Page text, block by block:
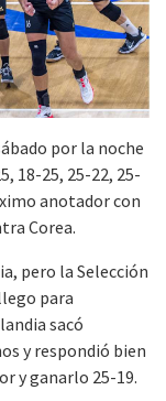
por la noche
18-25, 25-22, 25-
anotador con
Corea.
pero la Selección
para
sacó
y respondió bien
y ganarlo 25-19.